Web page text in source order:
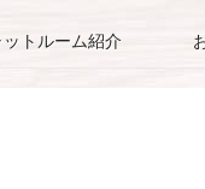
ットルーム紹介